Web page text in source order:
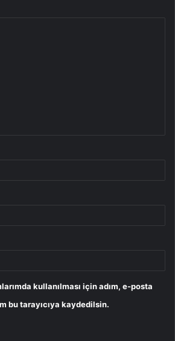
kullanılması için adım, e-posta
bu tarayıcıya kaydedilsin.